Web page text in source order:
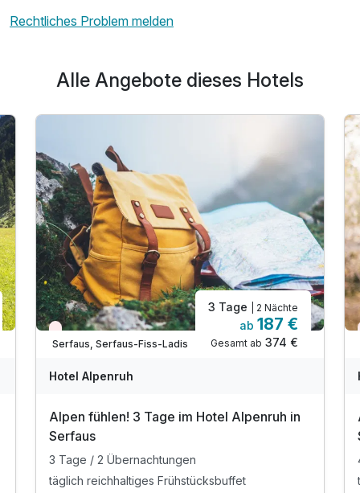
Rechtliches Problem melden
Alle Angebote dieses Hotels
Nur noch Restplätze
Serfaus, Serfaus-Fiss-Ladis
3 Tage | 2 Nächte
ab 187 €
Gesamt ab 374 €
Hotel Alpenruh
Alpen fühlen! 3 Tage im Hotel Alpenruh in
Serfaus
3 Tage / 2 Übernachtungen
täglich reichhaltiges Frühstücksbuffet